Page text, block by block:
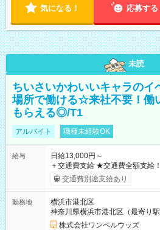
気になる！ 応募する
未読
ちいさいかわいいキャラのイ
場所で働ける☆来社不要！働
もらえる◎/T1
アルバイト 職種未経験OK
給与
日給13,000円～
＋交通費支給 ★交通費全額支給！ ┗案件により規定あり ★日払
いOK！（規定あり） ┗働いたそ
ンビニATMから 日払い分を引き落とせます
交通費別途支給あり
勤務地
横浜市港北区
神奈川県横浜市港北区（最寄り駅
株式会社ワンベルウッズ